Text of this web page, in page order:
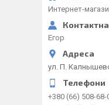
Интернет-
Егор
ул. П.
+380 (66) 508-68-